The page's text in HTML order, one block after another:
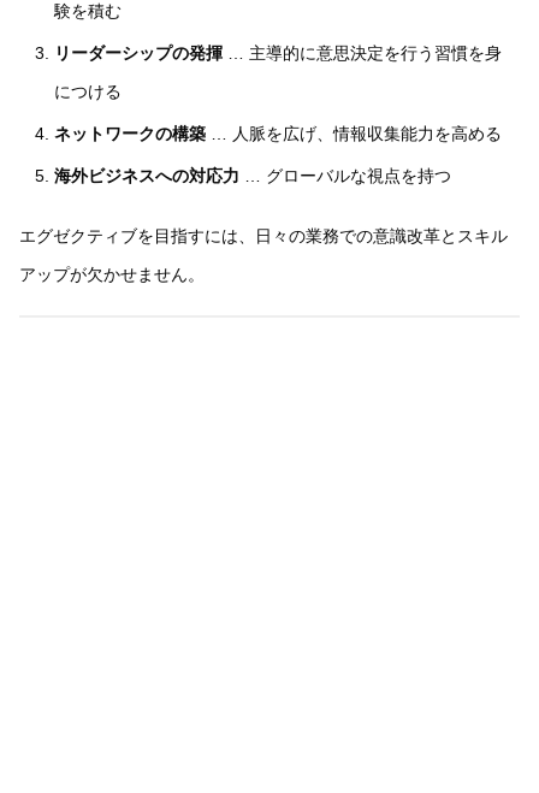
験を積む
リーダーシップの発揮… 主導的に意思決定を行う習慣を身
につける
ネットワークの構築… 人脈を広げ、情報収集能力を高める
海外ビジネスへの対応力 … グローバルな視点を持つ
エグゼクティブを目指すには、日々の業務での意識改革とスキル
アップが欠かせません。